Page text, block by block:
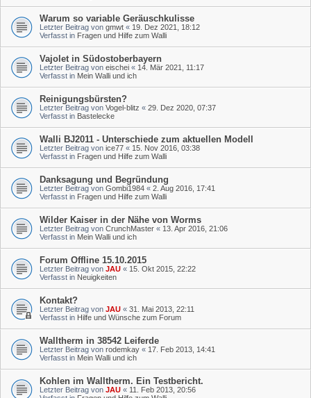
Warum so variable Geräuschkulisse
Letzter Beitrag von gmwt « 19. Dez 2021, 18:12
Verfasst in Fragen und Hilfe zum Walli
Vajolet in Südostoberbayern
Letzter Beitrag von eischei « 14. Mär 2021, 11:17
Verfasst in Mein Walli und ich
Reinigungsbürsten?
Letzter Beitrag von Vogel-blitz « 29. Dez 2020, 07:37
Verfasst in Bastelecke
Walli BJ2011 - Unterschiede zum aktuellen Modell
Letzter Beitrag von ice77 « 15. Nov 2016, 03:38
Verfasst in Fragen und Hilfe zum Walli
Danksagung und Begründung
Letzter Beitrag von Gombi1984 « 2. Aug 2016, 17:41
Verfasst in Fragen und Hilfe zum Walli
Wilder Kaiser in der Nähe von Worms
Letzter Beitrag von CrunchMaster « 13. Apr 2016, 21:06
Verfasst in Mein Walli und ich
Forum Offline 15.10.2015
Letzter Beitrag von JAU « 15. Okt 2015, 22:22
Verfasst in Neuigkeiten
Kontakt?
Letzter Beitrag von JAU « 31. Mai 2013, 22:11
Verfasst in Hilfe und Wünsche zum Forum
Walltherm in 38542 Leiferde
Letzter Beitrag von rodemkay « 17. Feb 2013, 14:41
Verfasst in Mein Walli und ich
Kohlen im Walltherm. Ein Testbericht.
Letzter Beitrag von JAU « 11. Feb 2013, 20:56